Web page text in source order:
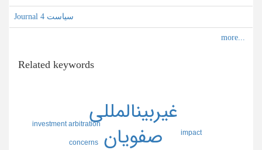
Journal سیاست 4
Related keywords
صفويان
غيربينالمللي
concerns
impact
investment arbitration